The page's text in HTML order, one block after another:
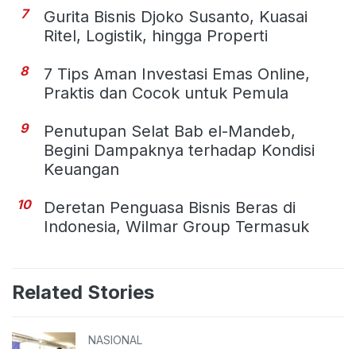
7
Gurita Bisnis Djoko Susanto, Kuasai
Ritel, Logistik, hingga Properti
8
7 Tips Aman Investasi Emas Online,
Praktis dan Cocok untuk Pemula
9
Penutupan Selat Bab el-Mandeb,
Begini Dampaknya terhadap Kondisi
Keuangan
10
Deretan Penguasa Bisnis Beras di
Indonesia, Wilmar Group Termasuk
Related Stories
NASIONAL